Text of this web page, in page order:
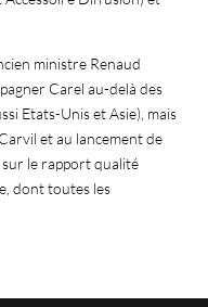
ministre Renaud
Carel au-delà des
Etats-Unis et Asie), mais
et au lancement de
le rapport qualité
dont toutes les